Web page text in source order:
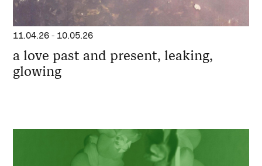
11.04.26 - 10.05.26
a love past and present, leaking,
glowing